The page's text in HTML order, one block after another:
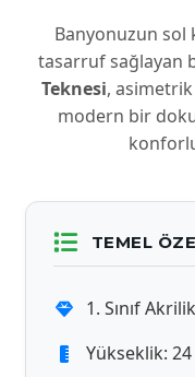
Banyonuzun sol
tasarruf sağlayan
Teknesi,
modern bir
TEMEL
1. Sınıf
Yükseklik: